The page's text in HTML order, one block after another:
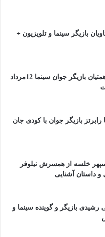
بازیگر سینما و تلویزیون +
درگذشت مریم همتیان بازیگر جوان سینما 12مرداد
بازیگر جوان با کودی جان
خلسه از همسرش نیلوفر
و داستان آشنایی
رشیدی بازیگر و گوینده سینما و